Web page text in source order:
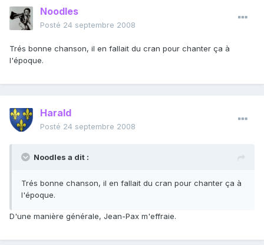
Noodles
Posté 24 septembre 2008
Trés bonne chanson, il en fallait du cran pour chanter ça à
l'époque.
Harald
Posté 24 septembre 2008
Noodles a dit :
Trés bonne chanson, il en fallait du cran pour chanter ça à
l'époque.
D'une manière générale, Jean-Pax m'effraie.